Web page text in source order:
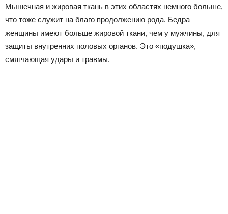
Мышечная и жировая ткань в этих областях немного больше,
что тоже служит на благо продолжению рода. Бедра
женщины имеют больше жировой ткани, чем у мужчины, для
защиты внутренних половых органов. Это «подушка»,
смягчающая удары и травмы.